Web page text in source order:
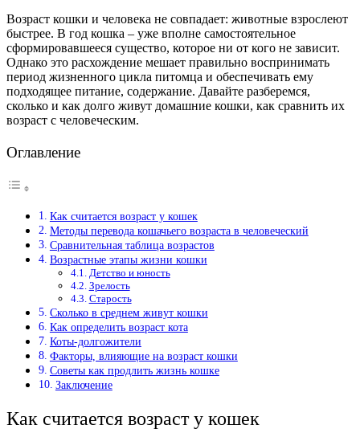
Возраст кошки и человека не совпадает: животные взрослеют
быстрее. В год кошка – уже вполне самостоятельное
сформировавшееся существо, которое ни от кого не зависит.
Однако это расхождение мешает правильно воспринимать
период жизненного цикла питомца и обеспечивать ему
подходящее питание, содержание. Давайте разберемся,
сколько и как долго живут домашние кошки, как сравнить их
возраст с человеческим.
Оглавление
Как считается возраст у кошек
Методы перевода кошачьего возраста в человеческий
Сравнительная таблица возрастов
Возрастные этапы жизни кошки
Детство и юность
Зрелость
Старость
Сколько в среднем живут кошки
Как определить возраст кота
Коты-долгожители
Факторы, влияющие на возраст кошки
Советы как продлить жизнь кошке
Заключение
Как считается возраст у кошек